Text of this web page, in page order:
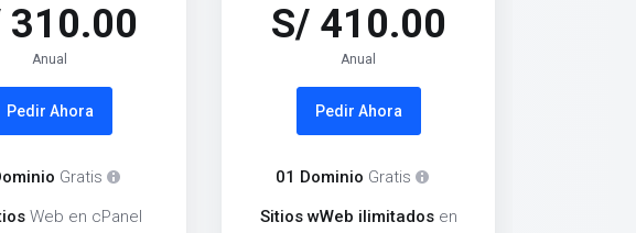
310.00
Anual
Pedir Ahora
Gratis
Web en cPanel
S/ 410.00
Anual
Pedir Ahora
01 Dominio Gratis
Sitios wWeb ilimitadosen